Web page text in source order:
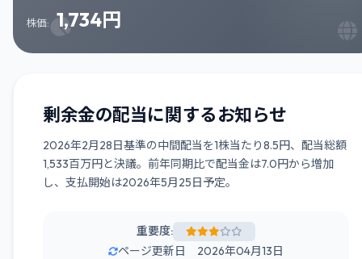
株価: 1,734円
剰余金の配当に関するお知らせ
2026年2月28日基準の中間配当を1株当たり8.5円、配当総額
1,533百万円と決議。前年同期比で配当金は7.0円から増加
し、支払開始は2026年5月25日予定。
重要度:
ページ更新日 2026年04月13日